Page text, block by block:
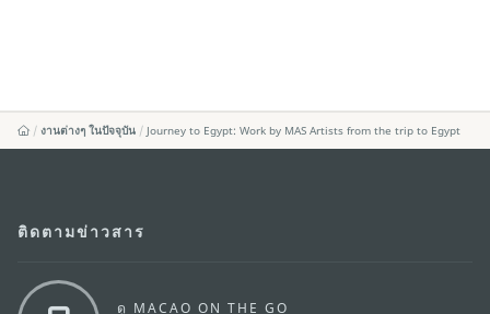
งานต่างๆ ในปัจจุบัน Journey to Egypt: Work by MAS Artists from the trip to Egypt
ติดตามข่าวสาร
ดู MACAO ON THE GO